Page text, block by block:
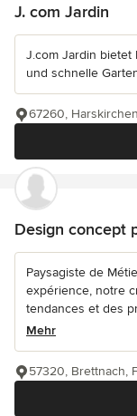
J. com Jardin
J.com Jardin
und schnelle
67260,
Design concept
Paysagiste de
expérience, notre
tendances et des
Mehr
57320, Brettnach,